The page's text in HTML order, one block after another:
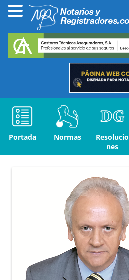
Portada Normas
Resolucio
nes